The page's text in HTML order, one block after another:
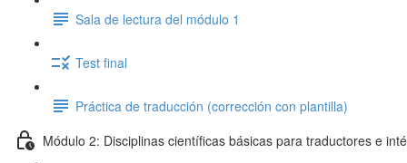
Sala de lectura del módulo 1
Test final
Práctica de traducción (corrección con plantilla)
Módulo 2: Disciplinas científicas básicas para traductores e